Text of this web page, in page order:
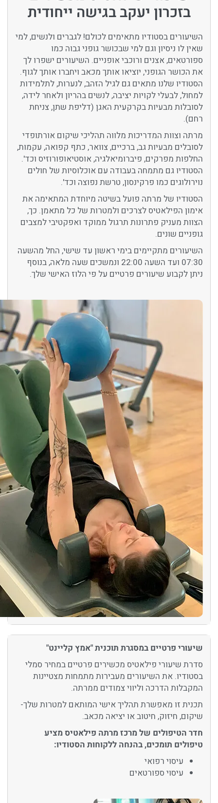
בזכרון יעקב בגישה ייחודית
השיעורים בסטודיו מתאימים לכולם! לגברים ולנשים, למי
שאין לו ניסיון וגם למי שבכושר גופני גבוה כמו
ספורטאים, אצנים ורוכבי אופניים. השיעורים ישפרו לך
את הכושר הגופני, יוציאו אותך מכאב ויחברו אותך לגוף.
הסטודיו שלנו מתאים גם לגיל הזהב, לנערות, לתלמידות
למחול, לבעלי לקויות יציבה, לנשים בהריון ולאחר לידה,
לסובלות מבעיות בקרקעית האגן (דליפת שתן, צניחת
רחם).
מרתה וצוות המדריכות מלווה תהליכי שיקום אורתופדי
לסובלים מבעיות גב, ברכיים, צוואר, כתף קפואה, עקמות,
החלפות מפרקים, פיברומיאלגיה, אוסטיאופורוזיס וכד'.
הסטודיו גם מתמחה בעבודה עם אוכלוסיות של חולים
נוירולוגים כמו פרקינסון, טרשת נפוצה וכד'.
הסטודיו של מרתה פועל בשיטה מיוחדת המתאימה את
אימון הפילאטיס לצרכים ולמטרות של כל מתאמן. כך,
הצוות מעניק פתרונות תרגול ממוקד ואפקטיבי למצבים
גופניים שונים.
השיעורים מתקיימים בימי ראשון עד שישי, החל מהשעה
07:30 ועד השעה 22:00 ונמשכים שעה מלאה, בנוסף
ניתן לקבוע שיעורים פרטיים על פי הלוז האישי שלך.
שיעורי פרטיים במסגרת תוכנית "אמץ קליינט"
סדרת שיעורי פילאטיס מכשירים פרטיים במחיר סמלי
בסטודיו. את השיעורים מעבירות מתמחות מצטיינות
המקבלות הדרכה וליווי צמודים ממרתה.
תכנית זו מאפשרת תהליך אישי המותאם למטרות שלך-
שיקום, חיזוק, חיטוב או יציאה מכאב.
חדר הטיפולים של מרכז מרתה פילאטיס מציע
טיפולים תומכים, בהנחה ללקוחות הסטודיו:
עיסוי רפואי
עיסוי ספורטאים